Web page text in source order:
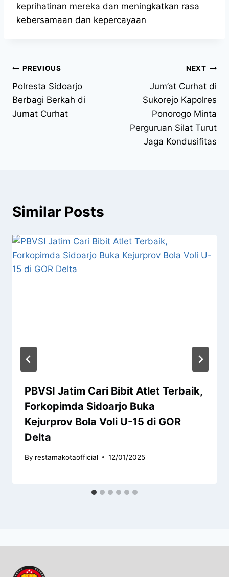
keprihatinan mereka dan meningkatkan rasa
kebersamaan dan kepercayaan
PREVIOUS
Polresta Sidoarjo
Berbagi Berkah di
Jumat Curhat
NEXT
Jum’at Curhat di
Sukorejo Kapolres
Ponorogo Minta
Perguruan Silat Turut
Jaga Kondusifitas
Similar Posts
PBVSI Jatim Cari Bibit Atlet Terbaik,
Forkopimda Sidoarjo Buka
Kejurprov Bola Voli U-15 di GOR
Delta
By restamakotaofficial 12/01/2025